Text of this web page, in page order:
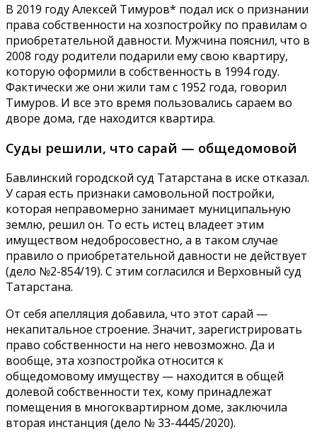
В 2019 году Алексей Тимуров* подал иск о признании
права собственности на хозпостройку по правилам о
приобретательной давности. Мужчина пояснил, что в
2008 году родители подарили ему свою квартиру,
которую оформили в собственность в 1994 году.
Фактически же они жили там с 1952 года, говорил
Тимуров. И все это время пользовались сараем во
дворе дома, где находится квартира.
Суды решили, что сарай — общедомовой
Бавлинский городской суд Татарстана в иске отказал.
У сарая есть признаки самовольной постройки,
которая неправомерно занимает муниципальную
землю, решил он. То есть истец владеет этим
имуществом недобросовестно, а в таком случае
правило о приобретательной давности не действует
(дело №2-854/19). С этим согласился и Верховный суд
Татарстана.
От себя апелляция добавила, что этот сарай —
некапитальное строение. Значит, зарегистрировать
право собственности на него невозможно. Да и
вообще, эта хозпостройка относится к
общедомовому имуществу — находится в общей
долевой собственности тех, кому принадлежат
помещения в многоквартирном доме, заключила
вторая инстанция (дело № 33-4445/2020).